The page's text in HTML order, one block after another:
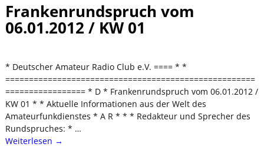
Frankenrundspruch vom
06.01.2012 / KW 01
* Deutscher Amateur Radio Club e.V. ==== * *
=====================================================
================= * D * Frankenrundspruch vom 06.01.2012 /
KW 01 * * Aktuelle Informationen aus der Welt des
Amateurfunkdienstes * A R * * * Redakteur und Sprecher des
Rundspruches: * …
Weiterlesen →